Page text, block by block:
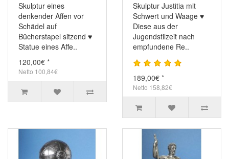
Skulptur eines
denkender Affen vor
Schädel auf
Bücherstapel sitzend ♥
Statue eines Affe..
120,00€ *
Netto 100,84€
Skulptur Justitia mit
Schwert und Waage ♥
Diese aus der
Jugendstilzeit nach
empfundene Re..
189,00€ *
Netto 158,82€